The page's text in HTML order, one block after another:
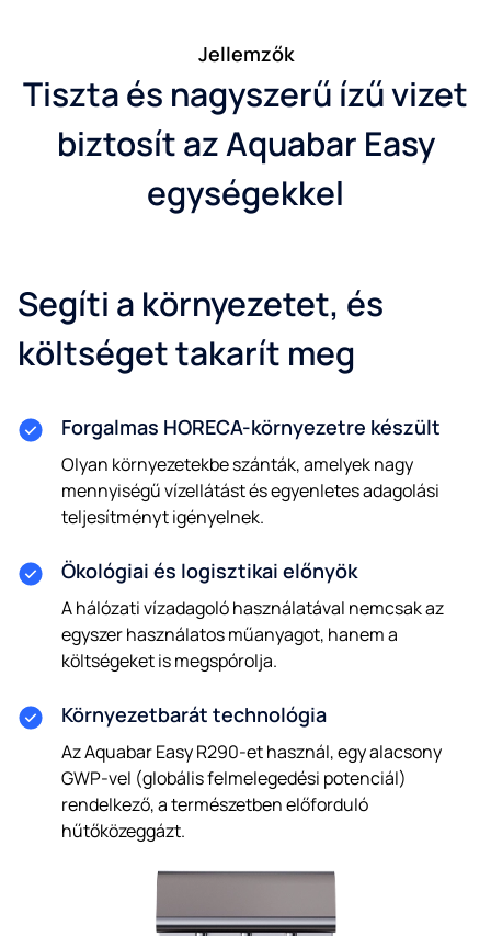
Jellemzők
Tiszta és nagyszerű ízű vizet
biztosít az Aquabar Easy
egységekkel
Segíti a környezetet, és
költséget takarít meg
Forgalmas HORECA-környezetre készült
Olyan környezetekbe szánták, amelyek nagy
mennyiségű vízellátást és egyenletes adagolási
teljesítményt igényelnek.
Ökológiai és logisztikai előnyök
A hálózati vízadagoló használatával nemcsak az
egyszer használatos műanyagot, hanem a
költségeket is megspórolja.
Környezetbarát technológia
Az Aquabar Easy R290-et használ, egy alacsony
GWP-vel (globális felmelegedési potenciál)
rendelkező, a természetben előforduló
hűtőközeggázt.